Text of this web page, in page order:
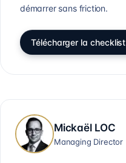
démarrer sans friction.
Télécharger la checklist
Mickaël LOC
Managing Director